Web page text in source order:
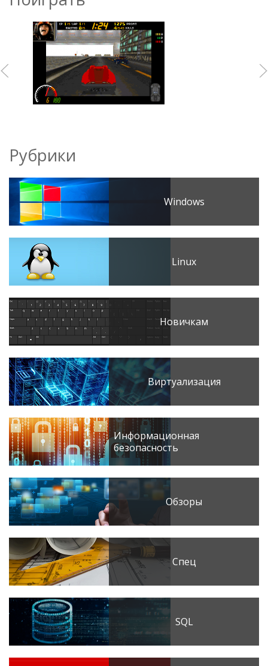
Рубрики
Windows
Linux
Новичкам
Виртуализация
Информационная
безопасность
Обзоры
Спец
SQL